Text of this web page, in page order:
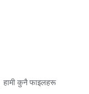
हामी कुनै फाइलहरू